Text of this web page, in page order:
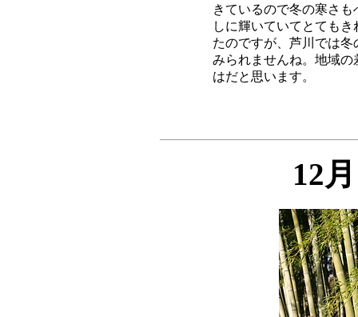
きているので冬の寒さ
しに輝いていてとても
たのですが、芦川では
みられませんね。地域
12